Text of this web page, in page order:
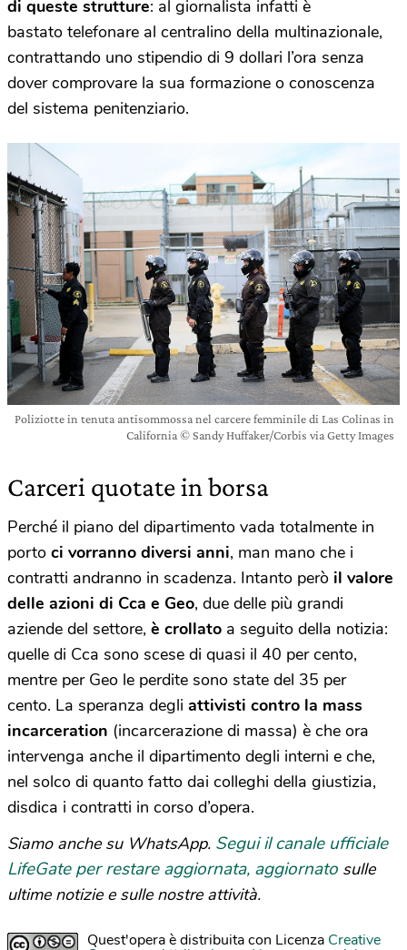
di queste strutture: al giornalista infatti è
bastato telefonare al centralino della multinazionale,
contrattando uno stipendio di 9 dollari l’ora senza
dover comprovare la sua formazione o conoscenza
del sistema penitenziario.
Poliziotte in tenuta antisommossa nel carcere femminile di Las Colinas in
California © Sandy Huffaker/Corbis via Getty Images
Carceri quotate in borsa
Perché il piano del dipartimento vada totalmente in
porto ci vorranno diversi anni, man mano che i
contratti andranno in scadenza. Intanto però il valore
delle azioni di Cca e Geo, due delle più grandi
aziende del settore, è crollato a seguito della notizia:
quelle di Cca sono scese di quasi il 40 per cento,
mentre per Geo le perdite sono state del 35 per
cento. La speranza degli attivisti contro la mass
incarceration (incarcerazione di massa) è che ora
intervenga anche il dipartimento degli interni e che,
nel solco di quanto fatto dai colleghi della giustizia,
disdica i contratti in corso d’opera.
Siamo anche su WhatsApp. Segui il canale ufficiale
LifeGate per restare aggiornata, aggiornato sulle
ultime notizie e sulle nostre attività.
Quest'opera è distribuita con Licenza Creative